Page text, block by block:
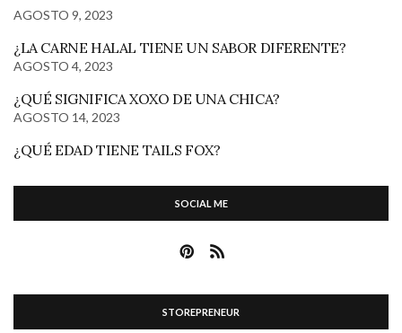
AGOSTO 9, 2023
¿LA CARNE HALAL TIENE UN SABOR DIFERENTE?
AGOSTO 4, 2023
¿QUÉ SIGNIFICA XOXO DE UNA CHICA?
AGOSTO 14, 2023
¿QUÉ EDAD TIENE TAILS FOX?
SOCIAL ME
STOREPRENEUR